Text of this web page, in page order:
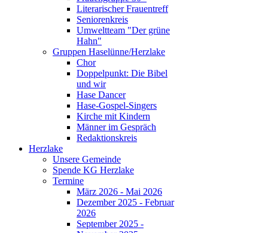
Literarischer Frauentreff
Seniorenkreis
Umweltteam "Der grüne
Hahn"
Gruppen Haselünne/Herzlake
Chor
Doppelpunkt: Die Bibel
und wir
Hase Dancer
Hase-Gospel-Singers
Kirche mit Kindern
Männer im Gespräch
Redaktionskreis
Herzlake
Unsere Gemeinde
Spende KG Herzlake
Termine
März 2026 - Mai 2026
Dezember 2025 - Februar
2026
September 2025 -